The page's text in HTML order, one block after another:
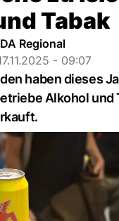
Tabak
Regional
- 09:07
haben dieses
Alkohol und